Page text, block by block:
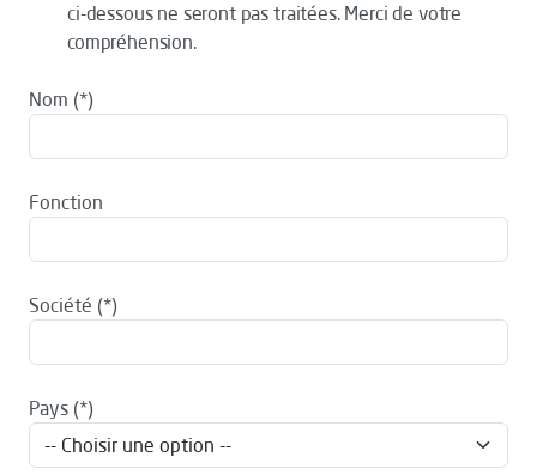
ci-dessous ne seront pas traitées. Merci de votre
compréhension.
Nom
Fonction
Société
Pays